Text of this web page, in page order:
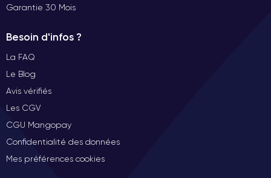
Garantie 30 Mois
Besoin d'infos ?
La FAQ
Le Blog
Avis vérifiés
Les CGV
CGU Mangopay
Confidentialité des données
Mes préférences cookies